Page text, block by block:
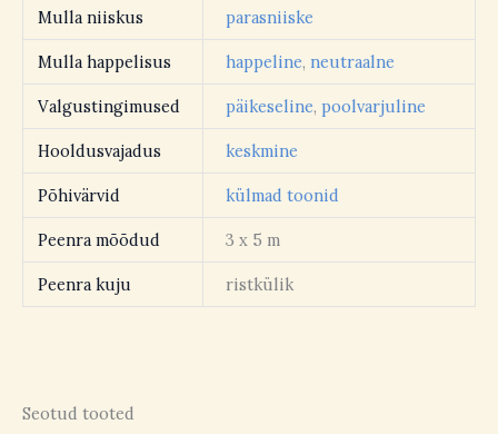
Mulla niiskus parasniiske
Mulla happelisus happeline, neutraalne
Valgustingimused päikeseline, poolvarjuline
Hooldusvajadus keskmine
Põhivärvid külmad toonid
Peenra mõõdud 3 x 5 m
Peenra kuju ristkülik
Seotud tooted